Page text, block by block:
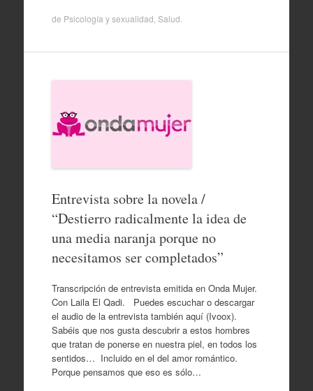
de Psicología y sexualidad Salud
Entrevista sobre la novela /
“Destierro radicalmente la idea de
una media naranja porque no
necesitamos ser completados”
Transcripción de entrevista emitida en Onda Mujer.
Con Laila El Qadi. Puedes escuchar o descargar
el audio de la entrevista también aquí (Ivoox).
Sabéis que nos gusta descubrir a estos hombres
que tratan de ponerse en nuestra piel, en todos los
sentidos… Incluido en el del amor romántico.
Porque pensamos que eso es sólo…